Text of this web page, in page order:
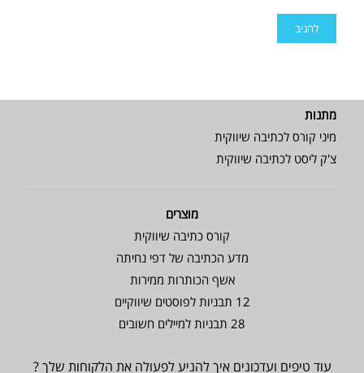
מתנות
מיני קורס לכתיבה שיווקית
צ'ק ליסט לכתיבה שיווקית
מוצרים
קורס כתיבה שיווקית
מדע הכתיבה של דפי נחיתה
אשף הכותרות ממירות
12 תבניות לפוסטים שיווקיים
28 תבניות למיילים חשובים
עוד טיפים ועדכונים איך להניע לפעולה את הלקוחות שלך ?